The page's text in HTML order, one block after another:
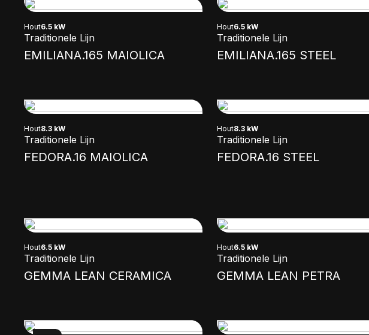
Hout6.5 kW
Traditionele Lijn
EMILIANA.165 MAIOLICA
Hout6.5 kW
Traditionele Lijn
EMILIANA.165 STEEL
Hout8.3 kW
Traditionele Lijn
FEDORA.16 MAIOLICA
Hout8.3 kW
Traditionele Lijn
FEDORA.16 STEEL
Hout6.5 kW
Traditionele Lijn
GEMMA LEAN CERAMICA
Hout6.5 kW
Traditionele Lijn
GEMMA LEAN PETRA